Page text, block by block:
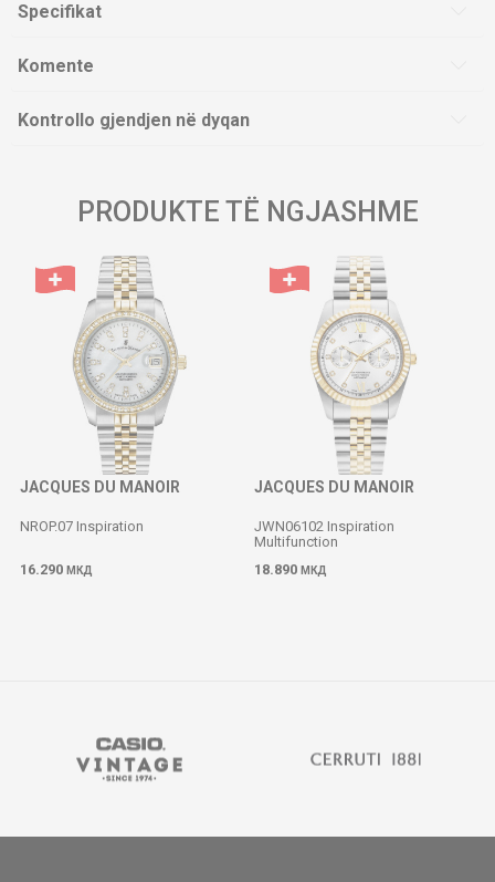
Specifikat
Komente
Kontrollo gjendjen në dyqan
PRODUKTE TË NGJASHME
JACQUES DU MANOIR
NROP.07 Inspiration
16.290 МКД
JACQUES DU MANOIR
JWN06102 Inspiration
Multifunction
18.890 МКД